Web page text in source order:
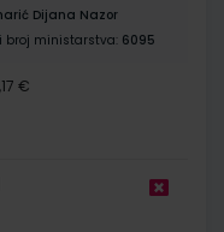
Dijana Nazor
broj ministarstva: 6095
€